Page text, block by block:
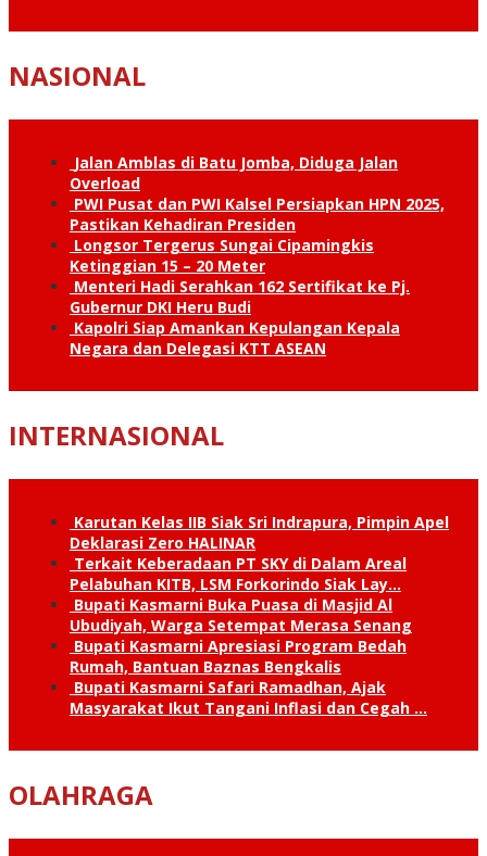
NASIONAL
Jalan Amblas di Batu Jomba, Diduga Jalan
Overload
PWI Pusat dan PWI Kalsel Persiapkan HPN 2025,
Pastikan Kehadiran Presiden
Longsor Tergerus Sungai Cipamingkis
Ketinggian 15 – 20 Meter
Menteri Hadi Serahkan 162 Sertifikat ke Pj.
Gubernur DKI Heru Budi
Kapolri Siap Amankan Kepulangan Kepala
Negara dan Delegasi KTT ASEAN
INTERNASIONAL
Karutan Kelas IIB Siak Sri Indrapura, Pimpin Apel
Deklarasi Zero HALINAR
Terkait Keberadaan PT SKY di Dalam Areal
Pelabuhan KITB, LSM Forkorindo Siak Lay…
Bupati Kasmarni Buka Puasa di Masjid Al
Ubudiyah, Warga Setempat Merasa Senang
Bupati Kasmarni Apresiasi Program Bedah
Rumah, Bantuan Baznas Bengkalis
Bupati Kasmarni Safari Ramadhan, Ajak
Masyarakat Ikut Tangani Inflasi dan Cegah …
OLAHRAGA